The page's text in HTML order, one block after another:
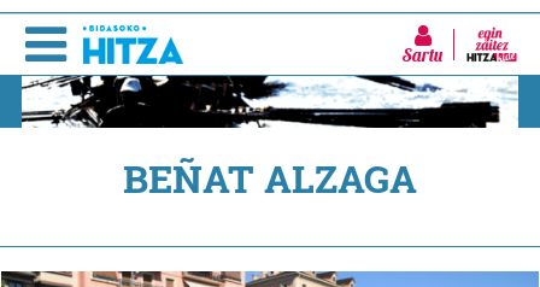
Sartu
BEÑAT ALZAGA